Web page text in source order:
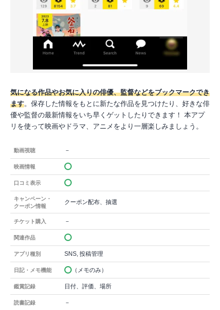
気になる作品やお気に入りの俳優、監督などをブックマークでき
ます。保存した情報をもとに新たな作品を見つけたり、好きな俳
優や監督の最新情報をいち早くゲットしたりできます！ 本アプ
リを使って映画やドラマ、アニメをより一層楽しみましょう。
動画視聴 －
映画情報
口コミ表示
キャンペーン・
クーポン情報
クーポン配布、抽選
チケット購入 －
関連作品
アプリ種別 SNS, 投稿管理
日記・メモ機能 （メモのみ）
鑑賞記録 日付、評価、場所
読書記録 －